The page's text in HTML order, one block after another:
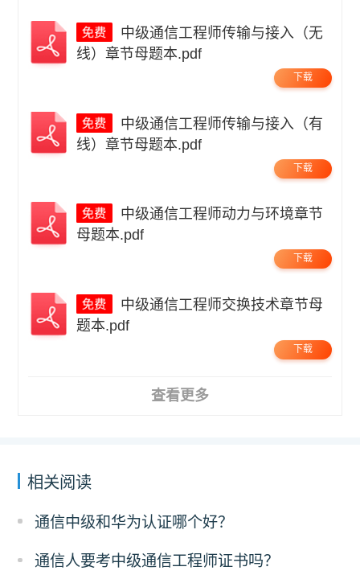
线）章节母题本.pdf
下载
线）章节母题本.pdf
下载
母题本.pdf
下载
题本.pdf
下载
查看更多
相关阅读
通信中级和华为认证哪个好？
通信人要考中级通信工程师证书吗？